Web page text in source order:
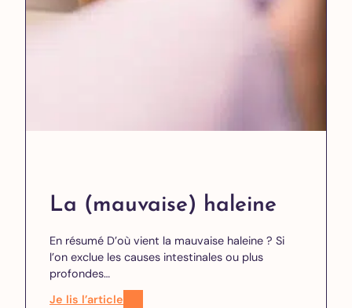
La (mauvaise) haleine
En résumé D’où vient la mauvaise haleine ? Si
l’on exclue les causes intestinales ou plus
profondes…
Je lis l’article